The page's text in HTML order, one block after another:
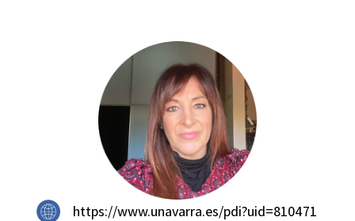
https://www.unavarra.es/pdi?uid=810471